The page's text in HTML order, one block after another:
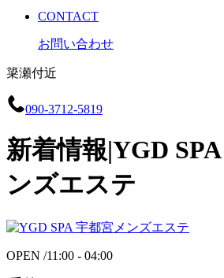
CONTACT
お問い合わせ
簗瀬付近
090-3712-5819
新着情報|YGD
ンズエステ
OPEN /11:00 - 04:00